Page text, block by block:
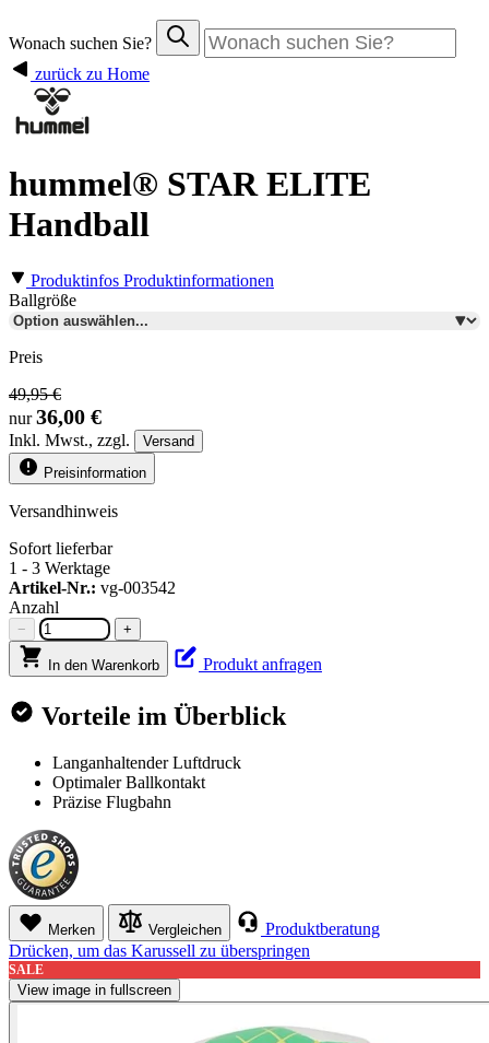
Wonach suchen Sie?
zurück zu Home
hummel® STAR ELITE
Handball
Produktinfos Produktinformationen
Ballgröße
Preis
49,95 €
nur36,00 €
Inkl. Mwst., zzgl.
Versand
Preisinformation
Versandhinweis
Sofort lieferbar
1 - 3 Werktage
Artikel-Nr.: vg-003542
Anzahl
− +
In den Warenkorb Produkt anfragen
Vorteile im Überblick
Langanhaltender Luftdruck
Optimaler Ballkontakt
Präzise Flugbahn
Merken Vergleichen
Produktberatung
Drücken, um das Karussell zu überspringen
SALE
View image in fullscreen